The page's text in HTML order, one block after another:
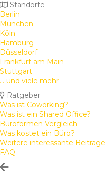
Standorte
Berlin
München
Köln
Hamburg
Düsseldorf
Frankfurt am Main
Stuttgart
... und viele mehr
Ratgeber
Was ist Coworking?
Was ist ein Shared Office?
Büroformen Vergleich
Was kostet ein Büro?
Weitere interessante Beiträge
FAQ